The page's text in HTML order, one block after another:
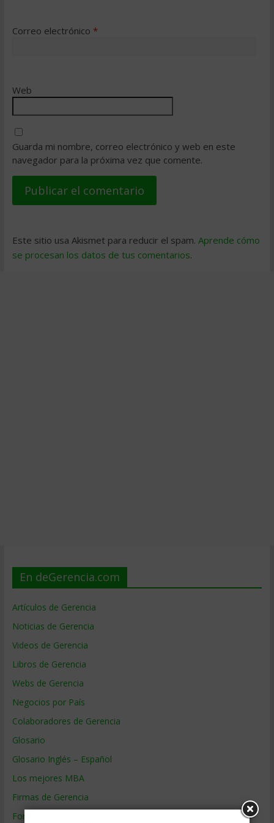
Correo electrónico *
Web
Guarda mi nombre, correo electrónico y web en este
navegador para la próxima vez que comente.
Este sitio usa Akismet para reducir el spam. Aprende cómo
se procesan los datos de tus comentarios.
En deGerencia.com
Artículos de Gerencia
Noticias de Gerencia
Videos de Gerencia
Libros de Gerencia
Webs de Gerencia
Negocios por País
Colaboradores de Gerencia
Glosario
Glosario Inglés – Español
Los mejores MBA
Firmas de Gerencia
Formación de Gerencia